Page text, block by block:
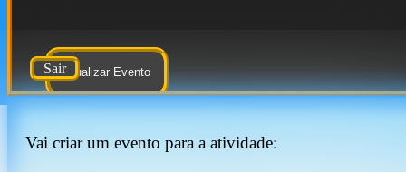
Atualizar Evento
Sair
Vai criar um evento para a atividade: